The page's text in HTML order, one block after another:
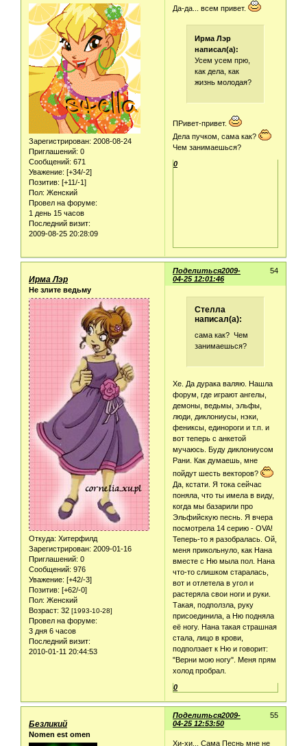
Зарегистрирован: 2008-08-24
Приглашений: 0
Сообщений: 671
Уважение: [+34/-2]
Позитив: [+11/-1]
Пол: Женский
Провел на форуме:
1 день 15 часов
Последний визит:
2009-08-25 20:28:09
Да-да... всем привет.
Ирма Лэр
написал(а):
Усем усем прю,
как дела, как
жизнь молодая?
ПРивет-привет.
Дела пучком, сама как?
Чем занимаешься?
0
Поделиться 54
2009-
04-25 12:01:46
Ирма Лэр
Не злите ведьму
Откуда: Хитерфилд
Зарегистрирован: 2009-01-16
Приглашений: 0
Сообщений: 976
Уважение: [+42/-3]
Позитив: [+62/-0]
Пол: Женский
Возраст: 32 [1993-10-28]
Провел на форуме:
3 дня 6 часов
Последний визит:
2010-01-11 20:44:53
Стелла
написал(а):
сама как? Чем
занимаешься?
Хе. Да дурака валяю. Нашла
форум, где играют ангелы,
демоны, ведьмы, эльфы,
люди, диклониусы, нэки,
фениксы, единороги и т.п. и
вот теперь с анкетой
мучаюсь. Буду диклониусом
Рани. Как думаешь, мне
пойдут шесть векторов?
Да, кстати. Я тока сейчас
поняла, что ты имела в виду,
когда мы базарили про
Эльфийскую песнь. Я вчера
посмотрела 14 серию - OVA!
Теперь-то я разобралась. Ой,
меня прикольнуло, как Нана
вместе с Ню мыла пол. Нана
что-то слишком старалась,
вот и отлетела в угол и
растеряла свои ноги и руки.
Такая, подползла, руку
присоединила, а Ню подняла
её ногу. Нана такая страшная
стала, лицо в крови,
подползает к Ню и говорит:
"Верни мою ногу". Меня прям
холод пробрал.
0
Поделиться 55
2009-
04-25 12:53:50
Безликий
Nomen est omen
Хи-хи... Сама Песнь мне не